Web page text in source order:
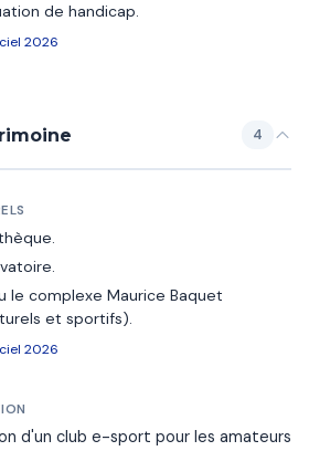
de handicap.
2026
4
le complexe Maurice Baquet
et sportifs).
2026
d'un club e-sport pour les amateurs